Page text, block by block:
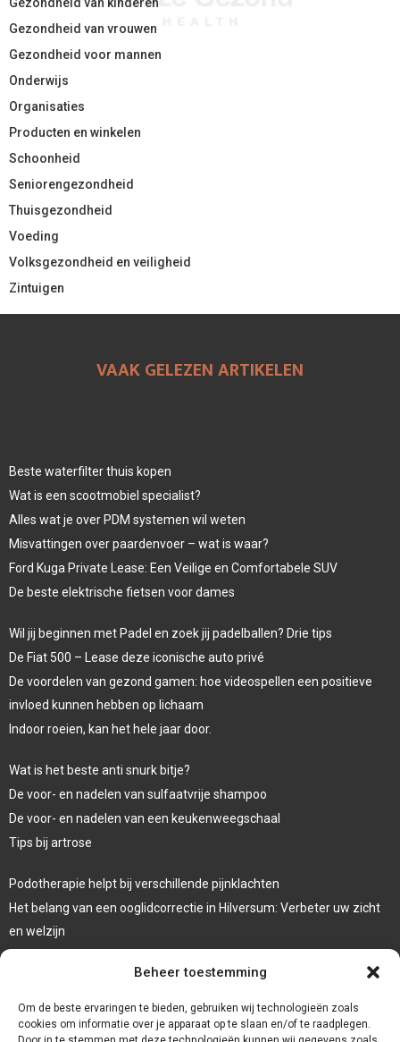
Beheer toestemming
Om de beste ervaringen te bieden, gebruiken wij technologieën zoals
cookies om informatie over je apparaat op te slaan en/of te raadplegen.
Gezondheid van vrouwen
Gezondheid voor mannen
Onderwijs
Organisaties
Producten en winkelen
Schoonheid
Seniorengezondheid
Thuisgezondheid
Voeding
Volksgezondheid en veiligheid
Zintuigen
VAAK GELEZEN ARTIKELEN
Beste waterfilter thuis kopen
Wat is een scootmobiel specialist?
Alles wat je over PDM systemen wil weten
Misvattingen over paardenvoer – wat is waar?
Ford Kuga Private Lease: Een Veilige en Comfortabele SUV
De beste elektrische fietsen voor dames
Wil jij beginnen met Padel en zoek jij padelballen? Drie tips
De Fiat 500 – Lease deze iconische auto privé
De voordelen van gezond gamen: hoe videospellen een positieve
invloed kunnen hebben op lichaam
Indoor roeien, kan het hele jaar door.
Wat is het beste anti snurk bitje?
De voor- en nadelen van sulfaatvrije shampoo
De voor- en nadelen van een keukenweegschaal
Tips bij artrose
Podotherapie helpt bij verschillende pijnklachten
Het belang van een ooglidcorrectie in Hilversum: Verbeter uw zicht
en welzijn
Veelgebruikte behandeltechnieken in de fysiotherapie